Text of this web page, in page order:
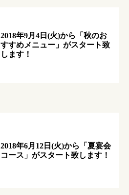
2018年9月4日(火)から「秋のお
すすめメニュー」がスタート致
します！
2018年6月12日(火)から「夏宴会
コース」がスタート致します！